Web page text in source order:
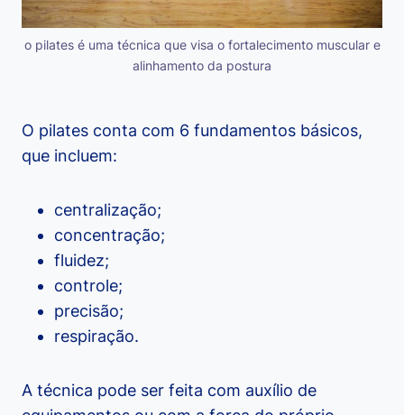
o pilates é uma técnica que visa o fortalecimento muscular e
alinhamento da postura
O pilates conta com 6 fundamentos básicos,
que incluem:
centralização;
concentração;
fluidez;
controle;
precisão;
respiração.
A técnica pode ser feita com auxílio de